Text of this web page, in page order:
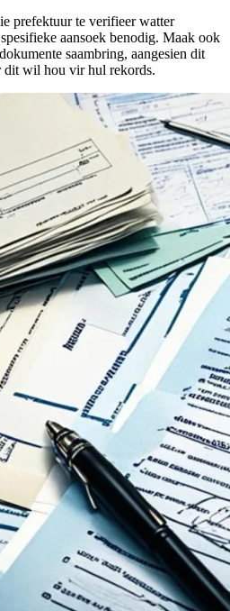
prefektuur te verifieer watter
aansoek benodig. Maak ook
saambring, aangesien dit
dit wil hou vir hul rekords.